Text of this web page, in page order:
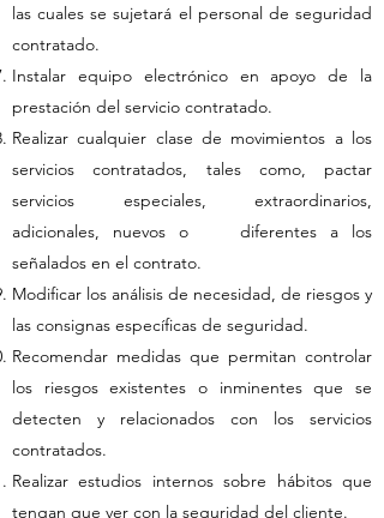
las cuales se sujetará el personal de seguridad
contratado.
Instalar equipo electrónico en apoyo de la
prestación del servicio contratado.
Realizar cualquier clase de movimientos a los
servicios contratados, tales como, pactar
servicios especiales, extraordinarios,
adicionales, nuevos o diferentes a los
señalados en el contrato.
Modificar los análisis de necesidad, de riesgos y
las consignas específicas de seguridad.
Recomendar medidas que permitan controlar
los riesgos existentes o inminentes que se
detecten y relacionados con los servicios
contratados.
Realizar estudios internos sobre hábitos que
tengan que ver con la seguridad del cliente.